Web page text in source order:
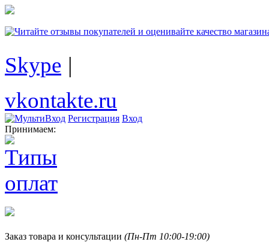
Skype |
vkontakte.ru
Регистрация Вход
Принимаем:
Заказ товара и консультации (Пн-Пт 10:00-19:00)